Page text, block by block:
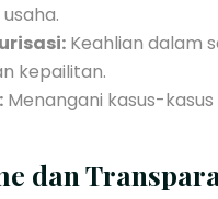
Keahlian dalam
kepailitan.
Menangani kasus-
dan